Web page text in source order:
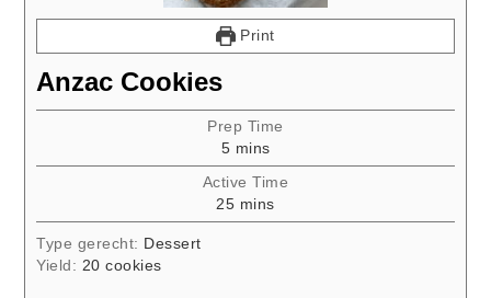
Print
Anzac Cookies
Prep Time
5minutes
mins
Active Time
25minutes
mins
Type gerecht: Dessert
Yield: 20 cookies